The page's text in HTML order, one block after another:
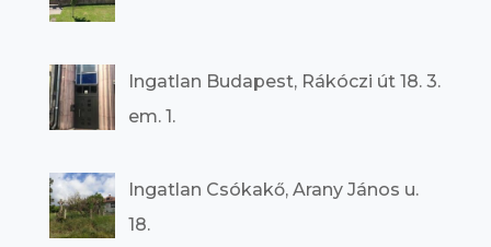
Ingatlan Budapest, Rákóczi út 18. 3.
em. 1.
Ingatlan Csókakő, Arany János u.
18.